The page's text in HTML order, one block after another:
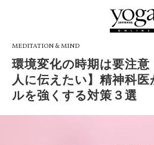
MEDITATION & MIND
環境変化の時期は要注
人に伝えたい】精神科
ルを強くする対策３選